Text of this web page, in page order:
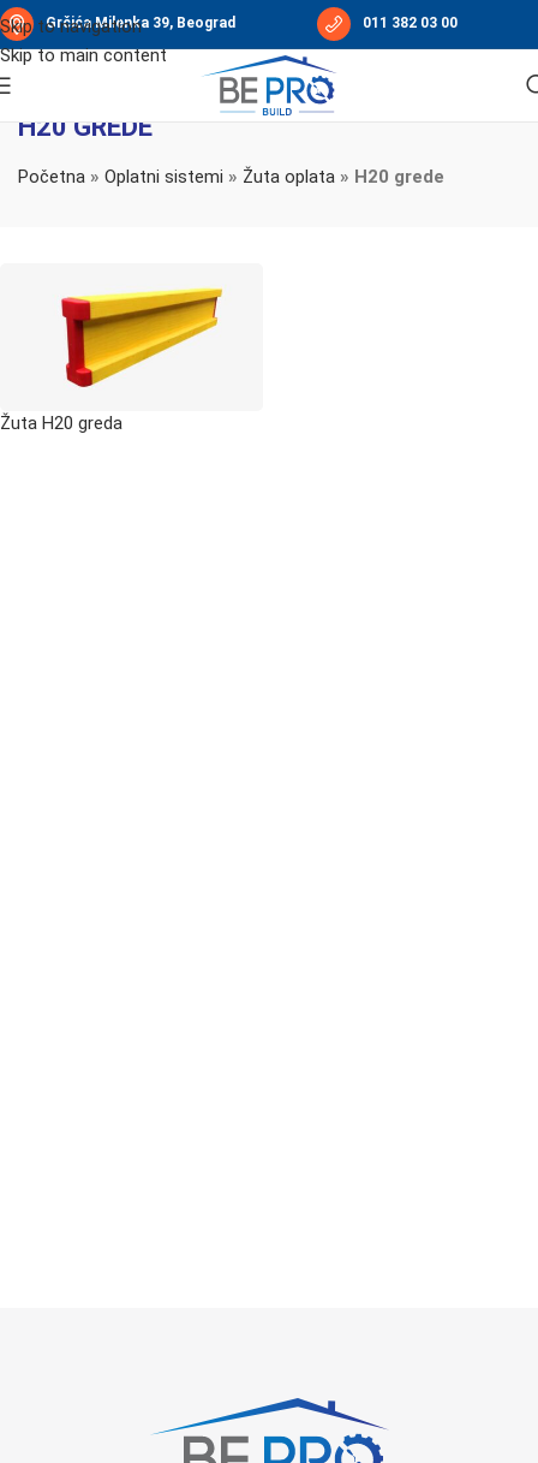
Skip to navigation
Skip to main content
Grčića Milenka 39, Beograd 011 382 03 00
H20 GREDE
Početna » Oplatni sistemi » Žuta oplata » H20 grede
Žuta H20 greda